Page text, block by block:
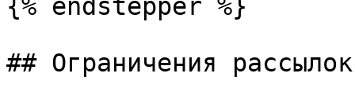
{% endstepper %}
## Ограничения рассылок